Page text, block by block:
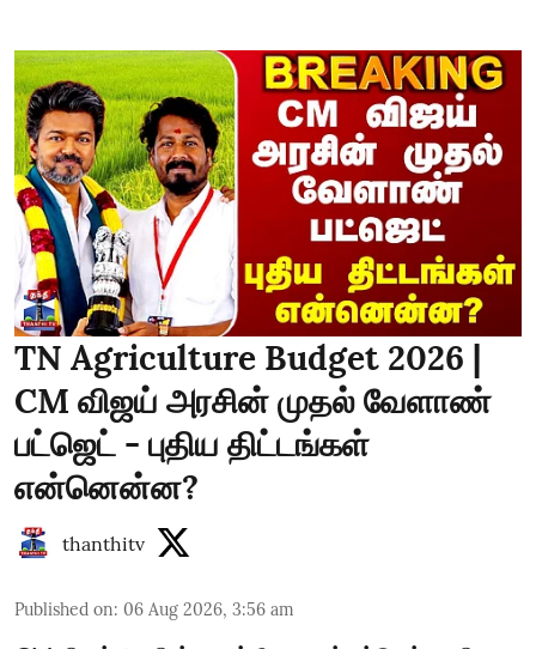
TN Agriculture Budget 2026 |
CM விஜய் அரசின் முதல் வேளாண்
பட்ஜெட் - புதிய திட்டங்கள்
என்னென்ன?
thanthitv
Published on: 06 Aug 2026, 3:56 am